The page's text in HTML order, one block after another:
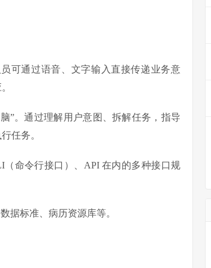
可通过语音、文字输入直接传递业务意
”。通过理解用户意图、拆解任务，指导
任务。
（命令行接口）、API 在内的多种接口规
据标准、病历资源库等。